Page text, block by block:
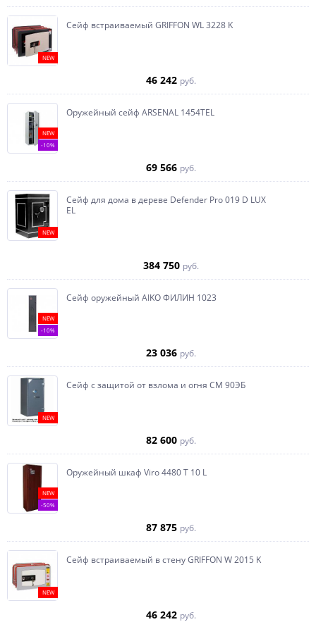
NEW
Сейф встраиваемый GRIFFON WL 3228 K
46 242 руб.
NEW
-10%
Оружейный сейф ARSENAL 1454ТEL
69 566 руб.
NEW
Сейф для дома в дереве Defender Pro 019 D LUX
EL
384 750 руб.
NEW
-10%
Сейф оружейный AIKO ФИЛИН 1023
23 036 руб.
NEW
Сейф с защитой от взлома и огня СМ 90ЭБ
82 600 руб.
NEW
-50%
Оружейный шкаф Viro 4480 T 10 L
87 875 руб.
NEW
Сейф встраиваемый в стену GRIFFON W 2015 K
46 242 руб.